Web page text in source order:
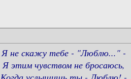
Я не скажу тебе - "Люблю..." -
Я этим чувством не бросаюсь,